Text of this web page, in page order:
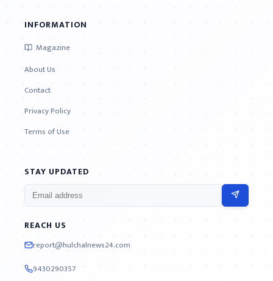
INFORMATION
Magazine
About Us
Contact
Privacy Policy
Terms of Use
STAY UPDATED
REACH US
report@hulchalnews24.com
9430290357